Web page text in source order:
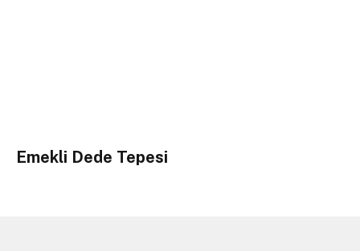
Emekli Dede Tepesi